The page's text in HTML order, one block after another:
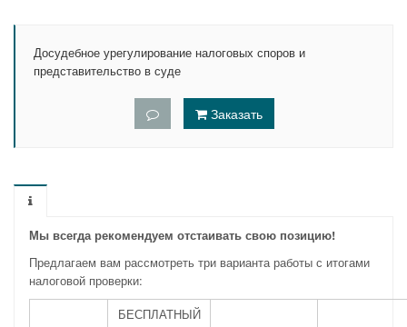
Досудебное урегулирование налоговых споров и
представительство в суде
Заказать
Мы всегда рекомендуем отстаивать свою позицию!
Предлагаем вам рассмотреть три варианта работы с итогами
налоговой проверки:
БЕСПЛАТНЫЙ